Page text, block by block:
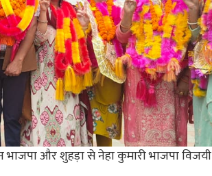
और शुहड़ा से नेहा कुमारी भाजपा विजयी